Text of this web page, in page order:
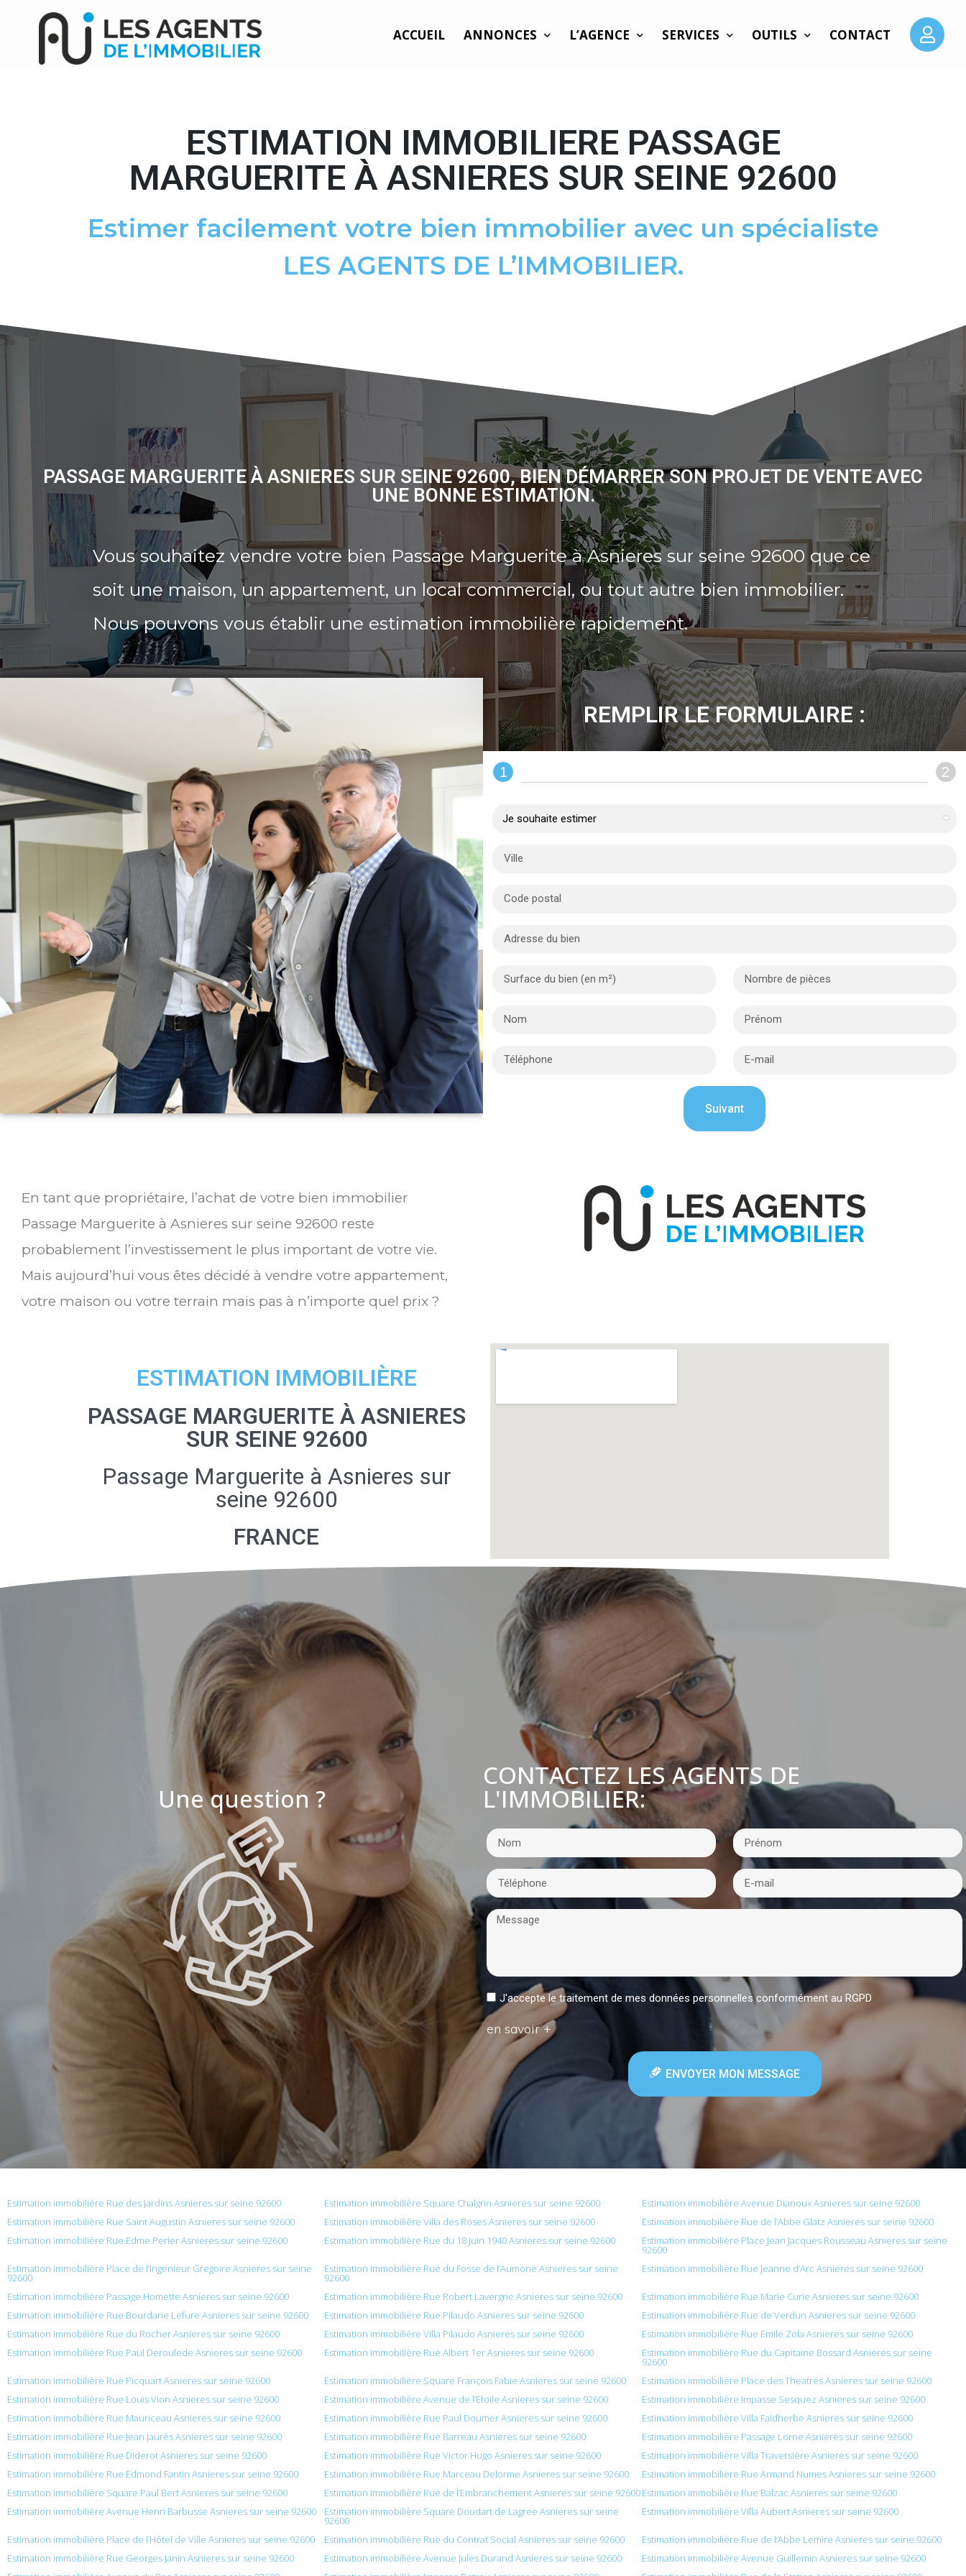
ACCUEIL ANNONCES L’AGENCE SERVICES OUTILS CONTACT
ESTIMATION IMMOBILIERE PASSAGE
MARGUERITE À ASNIERES SUR SEINE 92600
Estimer facilement votre bien immobilier avec un spécialiste
LES AGENTS DE L’IMMOBILIER.
PASSAGE MARGUERITE À ASNIERES SUR SEINE 92600, BIEN DÉMARRER SON PROJET DE VENTE AVEC
UNE BONNE ESTIMATION.
Vous souhaitez vendre votre bien Passage Marguerite à Asnieres sur seine 92600 que ce
soit une maison, un appartement, un local commercial, ou tout autre bien immobilier.
Nous pouvons vous établir une estimation immobilière rapidement.
REMPLIR LE FORMULAIRE :
1 2
En tant que propriétaire, l’achat de votre bien immobilier
Passage Marguerite à Asnieres sur seine 92600 reste
probablement l’investissement le plus important de votre vie.
Mais aujourd’hui vous êtes décidé à vendre votre appartement,
votre maison ou votre terrain mais pas à n’importe quel prix ?
ESTIMATION IMMOBILIÈRE
PASSAGE MARGUERITE À ASNIERES
SUR SEINE 92600
Passage Marguerite à Asnieres sur
seine 92600
FRANCE
Une question ?
CONTACTEZ LES AGENTS DE
L'IMMOBILIER:
J'accepte le traitement de mes données personnelles conformément au RGPD
en savoir +
ENVOYER MON MESSAGE
Estimation immobilière Rue des Jardins Asnieres sur seine 92600 Estimation immobilière Square Chalgrin Asnieres sur seine 92600
Estimation immobilière Avenue Dianoux Asnieres sur seine 92600
Estimation immobilière Rue Saint Augustin Asnieres sur seine 92600
Estimation immobilière Villa des Roses Asnieres sur seine 92600
Estimation immobilière Rue de l’Abbe Glatz Asnieres sur seine 92600
Estimation immobilière Rue Edme Perier Asnieres sur seine 92600
Estimation immobilière Rue du 18 Juin 1940 Asnieres sur seine 92600 Estimation immobilière Place Jean Jacques Rousseau Asnieres sur seine
92600
Estimation immobilière Place de l’Ingenieur Gregoire Asnieres sur seine
92600
Estimation immobilière Rue du Fosse de l’Aumone Asnieres sur seine
92600
Estimation immobilière Rue Jeanne d’Arc Asnieres sur seine 92600
Estimation immobilière Passage Homette Asnieres sur seine 92600 Estimation immobilière Rue Robert Lavergne Asnieres sur seine 92600
Estimation immobilière Rue Marie Curie Asnieres sur seine 92600
Estimation immobilière Rue Bourdarie Lefure Asnieres sur seine 92600
Estimation immobilière Rue Pilaudo Asnieres sur seine 92600
Estimation immobilière Rue de Verdun Asnieres sur seine 92600
Estimation immobilière Rue du Rocher Asnieres sur seine 92600
Estimation immobilière Villa Pilaudo Asnieres sur seine 92600
Estimation immobilière Rue Émile Zola Asnieres sur seine 92600
Estimation immobilière Rue Paul Deroulede Asnieres sur seine 92600
Estimation immobilière Rue Albert 1er Asnieres sur seine 92600 Estimation immobilière Rue du Capitaine Bossard Asnieres sur seine
92600
Estimation immobilière Rue Picquart Asnieres sur seine 92600
Estimation immobilière Square François Fabie Asnieres sur seine 92600
Estimation immobilière Place des Theatres Asnieres sur seine 92600
Estimation immobilière Rue Louis Vion Asnieres sur seine 92600
Estimation immobilière Avenue de l’Etoile Asnieres sur seine 92600
Estimation immobilière Impasse Sesquez Asnieres sur seine 92600
Estimation immobilière Rue Mauriceau Asnieres sur seine 92600
Estimation immobilière Rue Paul Doumer Asnieres sur seine 92600
Estimation immobilière Villa Faidherbe Asnieres sur seine 92600
Estimation immobilière Rue Jean Jaurès Asnieres sur seine 92600
Estimation immobilière Rue Barreau Asnieres sur seine 92600
Estimation immobilière Passage Lorne Asnieres sur seine 92600
Estimation immobilière Rue Diderot Asnieres sur seine 92600
Estimation immobilière Rue Victor Hugo Asnieres sur seine 92600
Estimation immobilière Villa Traversière Asnieres sur seine 92600
Estimation immobilière Rue Edmond Fantin Asnieres sur seine 92600
Estimation immobilière Rue Marceau Delorme Asnieres sur seine 92600
Estimation immobilière Rue Armand Numes Asnieres sur seine 92600
Estimation immobilière Square Paul Bert Asnieres sur seine 92600
Estimation immobilière Rue de l’Embranchement Asnieres sur seine 92600Estimation immobilière Rue Balzac Asnieres sur seine 92600
Estimation immobilière Avenue Henri Barbusse Asnieres sur seine 92600
Estimation immobilière Square Doudart de Lagree Asnieres sur seine
92600
Estimation immobilière Villa Aubert Asnieres sur seine 92600
Estimation immobilière Place de l’Hôtel de Ville Asnieres sur seine 92600 Estimation immobilière Rue du Contrat Social Asnieres sur seine 92600
Estimation immobilière Rue de l’Abbe Lemire Asnieres sur seine 92600
Estimation immobilière Rue Georges Janin Asnieres sur seine 92600
Estimation immobilière Avenue Jules Durand Asnieres sur seine 92600
Estimation immobilière Avenue Guillemin Asnieres sur seine 92600